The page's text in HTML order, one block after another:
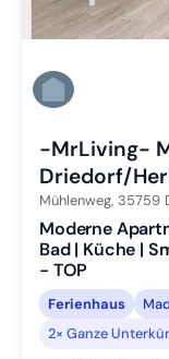
-MrLiving-
Driedorf/
Mühlenweg, 35759
Moderne
Bad | Küche |
- TOP
Ferienhaus
2× Ganze